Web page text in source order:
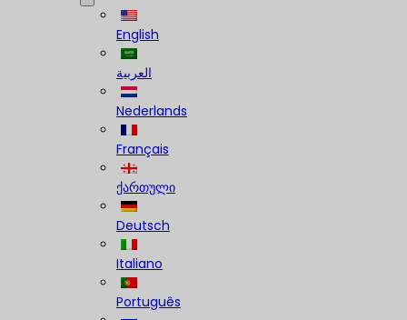
English
العربية
Nederlands
Français
ქართული
Deutsch
Italiano
Português